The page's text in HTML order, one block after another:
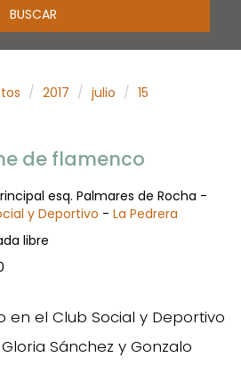
2017 julio
15
de flamenco
esq. Palmares de Rocha -
y Deportivo - La Pedrera
libre
el Club Social y Deportivo
Sánchez y Gonzalo